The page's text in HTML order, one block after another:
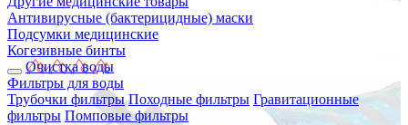
Антивирусные (бактерицидные) маски
Подсумки медицинские
Когезивные бинты
Очистка воды
Фильтры для воды
Трубочки фильтры Походные фильтры Гравитационные
фильтры Помповые фильтры